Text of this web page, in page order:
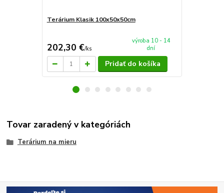
Terárium Klasik 100x50x50cm
202,30 €/ks
výroba 10 - 14
dní
Pridať do košíka
Tovar zaradený v kategóriách
Terárium na mieru